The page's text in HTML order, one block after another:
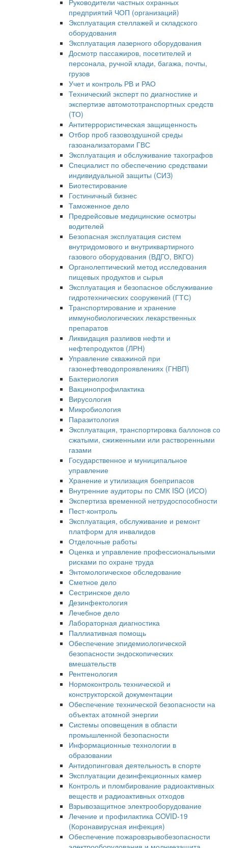
предприятий ЧОП (организаций)
Эксплуатация стеллажей и складского
оборудования
Эксплуатация лазерного оборудования
Досмотр пассажиров, посетителей и
персонала, ручной клади, багажа, почты,
грузов
Учет и контроль РВ и РАО
Технический эксперт по диагностике и
экспертизе автомототранспортных средств
(ТО)
Антитеррористическая защищенность
Отбор проб газовоздушной среды
газоанализаторами ГВС
Эксплуатация и обслуживание тахографов
Специалист по обеспечению средствами
индивидуальной защиты (СИЗ)
Биотестирование
Гостиничный бизнес
Таможенное дело
Предрейсовые медицинские осмотры
водителей
Безопасная эксплуатация систем
внутридомового и внутриквартирного
газового оборудования (ВДГО, ВКГО)
Органолептический метод исследования
пищевых продуктов и сырья
Эксплуатация и безопасное обслуживание
гидротехнических сооружений (ГТС)
Транспортирование и хранение
иммунобиологических лекарственных
препаратов
Ликвидация разливов нефти и
нефтепродуктов (ЛРН)
Управление скважиной при
газонефтеводопроявлениях (ГНВП)
Бактериология
Вакцинопрофилактика
Вирусология
Микробиология
Паразитология
Эксплуатация, транспортировка баллонов со
сжатыми, сжиженными или растворенными
газами
Государственное и муниципальное
управление
Хранение и утилизация боеприпасов
Внутренние аудиторы по СМК ISO (ИСО)
Экспертиза временной нетрудоспособности
Пест-контроль
Эксплуатация, обслуживание и ремонт
платформ для инвалидов
Отделочные работы
Оценка и управление профессиональными
рисками по охране труда
Энтомологическое обследование
Сметное дело
Сестринское дело
Дезинфектология
Лечебное дело
Лабораторная диагностика
Паллиативная помощь
Обеспечение эпидемиологической
безопасности эндоскопических
вмешательств
Рентгенология
Нормоконтроль технической и
конструкторской документации
Обеспечение технической безопасности на
объектах атомной энергии
Системы оповещения в области
промышленной безопасности
Информационные технологии в
образовании
Антидопинговая деятельность в спорте
Эксплуатации дезинфекционных камер
Контроль и пломбирование радиоактивных
веществ и радиоактивных отходов
Взрывозащитное электрооборудование
Лечение и профилактика COVID-19
(Коронавирусная инфекция)
Обеспечение пожаровзрывобезопасности